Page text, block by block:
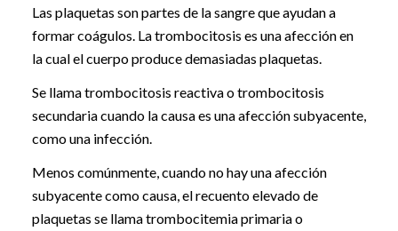
Las plaquetas son partes de la sangre que ayudan a
formar coágulos. La trombocitosis es una afección en
la cual el cuerpo produce demasiadas plaquetas.
Se llama trombocitosis reactiva o trombocitosis
secundaria cuando la causa es una afección subyacente,
como una infección.
Menos comúnmente, cuando no hay una afección
subyacente como causa, el recuento elevado de
plaquetas se llama trombocitemia primaria o